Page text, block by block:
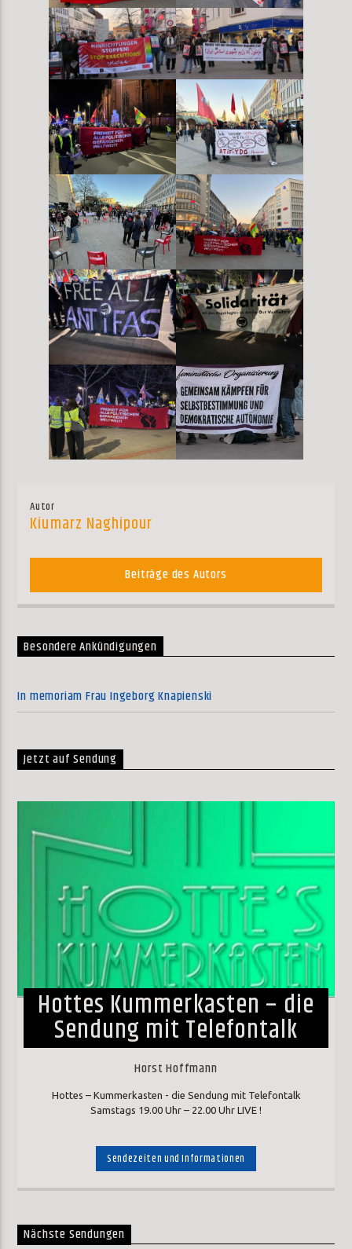
Autor
Kiumarz Naghipour
Beiträge des Autors
Besondere Ankündigungen
In memoriam Frau Ingeborg Knapienski
Jetzt auf Sendung
Hottes Kummerkasten – die
Sendung mit Telefontalk
Horst Hoffmann
Hottes – Kummerkasten - die Sendung mit Telefontalk
Samstags 19.00 Uhr – 22.00 Uhr LIVE !
Sendezeiten und Informationen
Nächste Sendungen